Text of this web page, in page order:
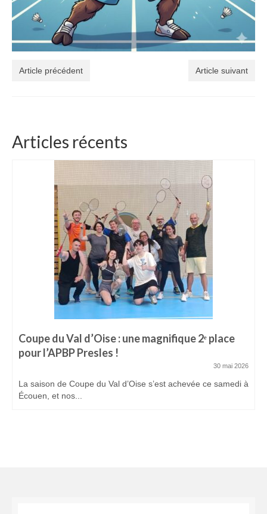
Article précédent Article suivant
Articles récents
Coupe du Val d’Oise : une magnifique 2ᵉ place
pour l’APBP Presles !
30 mai 2026
La saison de Coupe du Val d’Oise s’est achevée ce samedi à
Écouen, et nos...